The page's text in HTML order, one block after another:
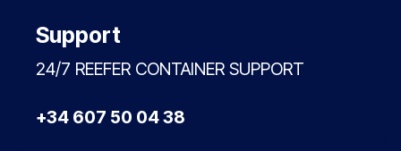
Support
24/7 REEFER CONTAINER SUPPORT
+34 607 50 04 38